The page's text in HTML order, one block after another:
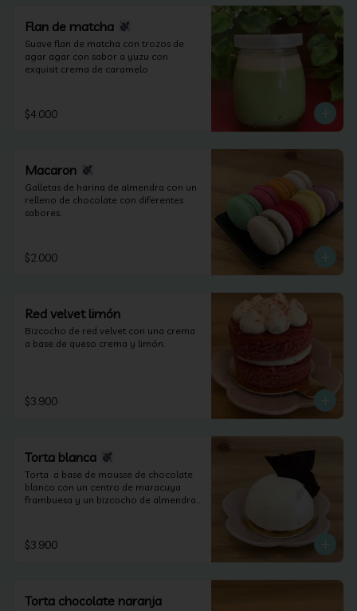
Flan de matcha
Suave flan de matcha con trozos de
agar agar con sabor a yuzu con
exquisit crema de caramelo
$4.000
Macaron
Galletas de harina de almendra con un
relleno de chocolate con diferentes
sabores.
$2.000
Red velvet limón
Bizcocho de red velvet con una crema
a base de queso crema y limón.
$3.900
Torta blanca
Torta  a base de mousse de chocolate
blanco con un centro de maracuya
frambuesa y un bizcocho de almendras
$3.900
Torta chocolate naranja